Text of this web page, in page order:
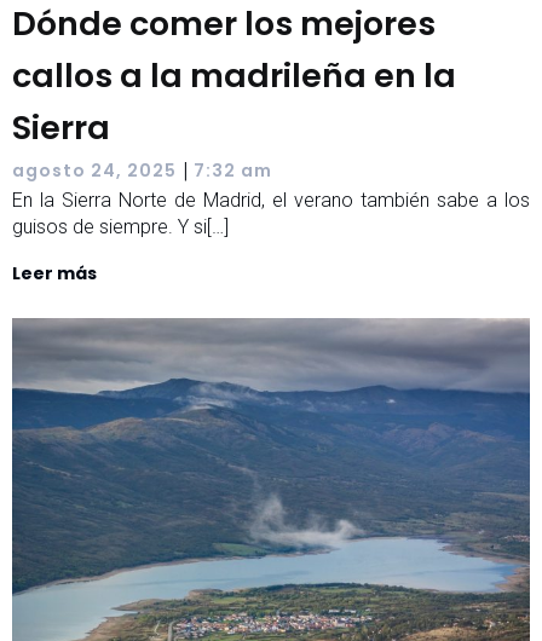
Dónde comer los mejores
callos a la madrileña en la
Sierra
agosto 24, 2025 | 7:32 am
En la Sierra Norte de Madrid, el verano también sabe a los
guisos de siempre. Y si[…]
Leer más